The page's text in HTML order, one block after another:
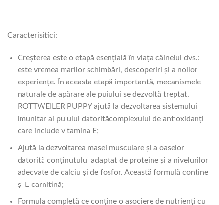
Caracterisitici:
Creșterea este o etapă esențială în viața câinelui dvs.:
este vremea marilor schimbări, descoperiri și a noilor
experiențe. În aceasta etapă importantă, mecanismele
naturale de apărare ale puiului se dezvoltă treptat.
ROTTWEILER PUPPY ajută la dezvoltarea sistemului
imunitar al puiului datorităcomplexului de antioxidanți
care include vitamina E;
Ajută la dezvoltarea masei musculare şi a oaselor
datorită conținutului adaptat de proteine şi a nivelurilor
adecvate de calciu şi de fosfor. Această formulă conține
şi L-carnitină;
Formula completă ce conține o asociere de nutrienți cu